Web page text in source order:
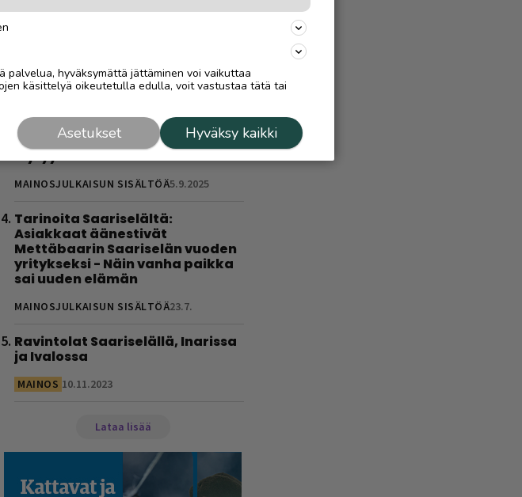
MAINOS 11.3.2024
Saariselälle – viisi
latauspaikkaa, joista virtaa
löytyy varmasti
MAINOSJULKAISUN SISÄLTÖÄ5.9.2025
Tarinoita Saariselältä:
Asiakkaat äänestivät
Mettäbaarin Saariselän vuoden
yritykseksi - Näin vanha paikka
sai uuden elämän
MAINOSJULKAISUN SISÄLTÖÄ23.7.
Ravintolat Saariselällä, Inarissa
ja Ivalossa
MAINOS 10.11.2023
Lataa lisää
hyväksymättä jättäminen voi vaikuttaa
käsittelyä oikeutetulla edulla, voit vastustaa tätä tai
Hyväksy kaikki
Asetukset